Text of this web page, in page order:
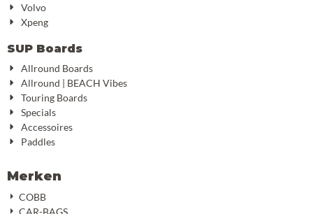
Volvo
Xpeng
SUP Boards
Allround Boards
Allround | BEACH Vibes
Touring Boards
Specials
Accessoires
Paddles
Merken
COBB
CAR-BAGS